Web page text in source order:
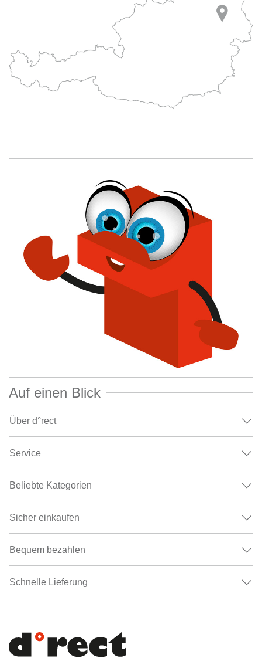
Auf einen Blick
Über d°rect
Service
Beliebte Kategorien
Sicher einkaufen
Bequem bezahlen
Schnelle Lieferung